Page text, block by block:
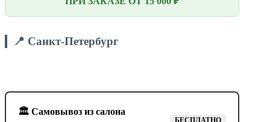
📍 Санкт-Петербург
🏛️ Самовывоз из салона
БЕСПЛАТНО